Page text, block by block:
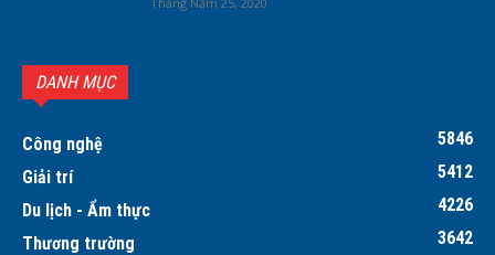
DANH MỤC
Công nghệ
5846
Giải trí
5412
Du lịch - Ẩm thực
4226
Thương trường
3642